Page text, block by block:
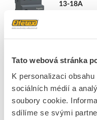
Tato webová stránka
K personalizaci
sociálních médií a
soubory cookie.
sdílíme se svými
13-18A
Cena s DPH
ks